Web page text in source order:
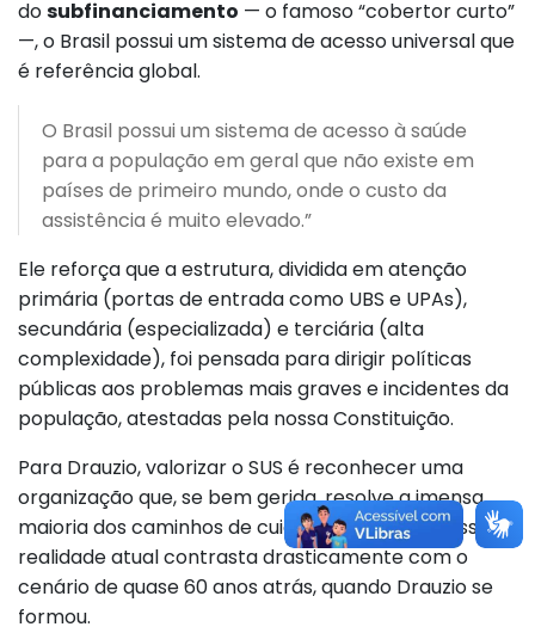
dosubfinanciamento — o famoso “cobertor curto”
—, o Brasil possui um sistema de acesso universal que
é referência global.
O Brasil possui um sistema de acesso à saúde
para a população em geral que não existe em
países de primeiro mundo, onde o custo da
assistência é muito elevado.”
Ele reforça que a estrutura, dividida em atenção
primária (portas de entrada como UBS e UPAs),
secundária (especializada) e terciária (alta
complexidade), foi pensada para dirigir políticas
públicas aos problemas mais graves e incidentes da
população, atestadas pela nossa Constituição.
Para Drauzio, valorizar o SUS é reconhecer uma
organização que, se bem gerida, resolve a imensa
maioria dos caminhos de cuidado do cidadão. Essa
realidade atual contrasta drasticamente com o
cenário de quase 60 anos atrás, quando Drauzio se
formou.